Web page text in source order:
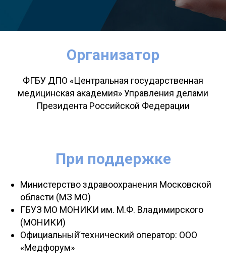
Организатор
ФГБУ ДПО «Центральная государственная
медицинская академия» Управления делами
Президента Российской Федерации
При поддержке
Министерство здравоохранения Московской
области (МЗ МО)
ГБУЗ МО МОНИКИ им. М.Ф. Владимирского
(МОНИКИ)
Официальный̆ технический оператор: ООО
«Медфорум»